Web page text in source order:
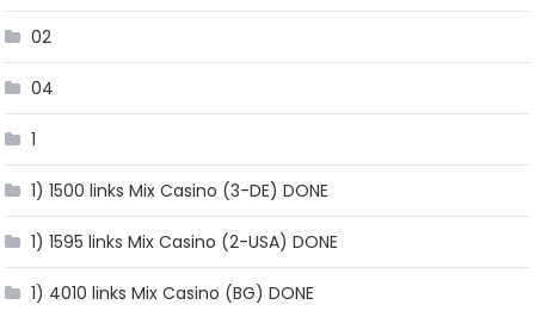
02
04
1
1) 1500 links Mix Casino (3-DE) DONE
1) 1595 links Mix Casino (2-USA) DONE
1) 4010 links Mix Casino (BG) DONE